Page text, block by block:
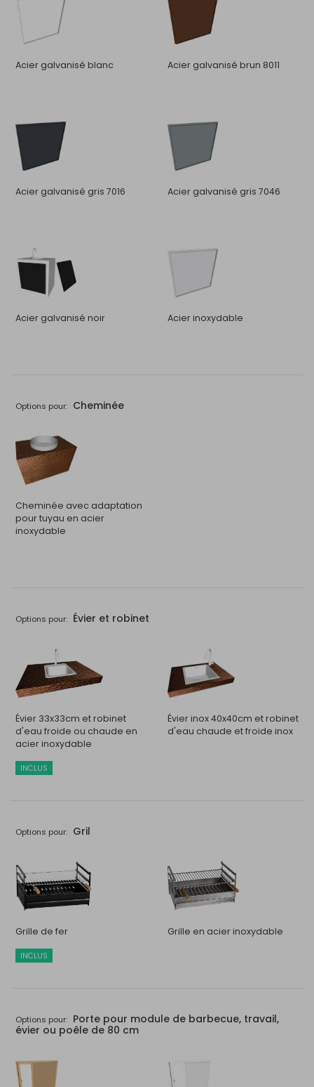
Acier galvanisé blanc Acier galvanisé brun 8011
Acier galvanisé gris 7016 Acier galvanisé gris 7046
Acier galvanisé noir Acier inoxydable
Options pour: Cheminée
Cheminée avec adaptation
pour tuyau en acier
inoxydable
Options pour: Évier et robinet
Évier 33x33cm et robinet
d'eau froide ou chaude en
acier inoxydable
INCLUS
Évier inox 40x40cm et robinet
d'eau chaude et froide inox
Options pour: Gril
Grille de fer
INCLUS
Grille en acier inoxydable
Options pour: Porte pour module de barbecue, travail,
évier ou poêle de 80 cm